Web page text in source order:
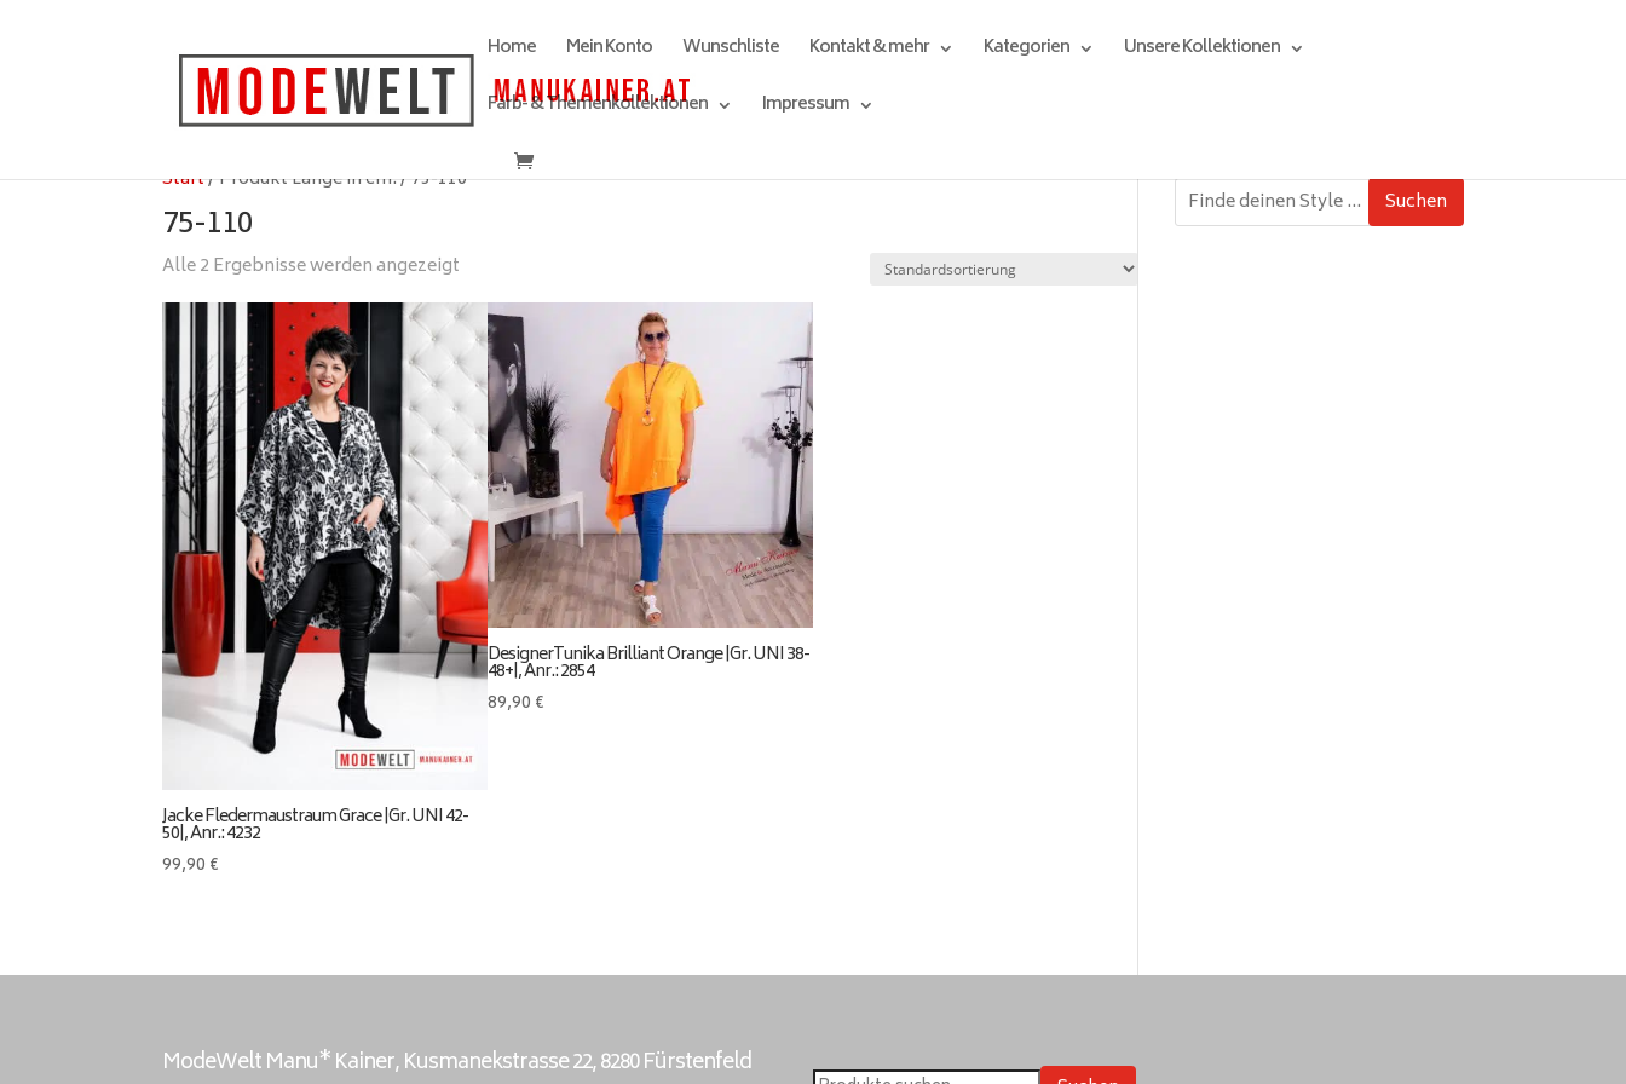
Home Mein Konto Wunschliste Kontakt & mehr Kategorien
Unsere Kollektionen
Farb- & Themenkollektionen
Impressum
Start/ Produkt Länge in cm: / 75-110
75-110
Alle 2 Ergebnisse werden angezeigt
Jacke Fledermaustraum Grace |Gr. UNI 42-
50|, Anr.: 4232
99,90 €
DesignerTunika Brilliant Orange |Gr. UNI 38-
48+|, Anr.: 2854
89,90 €
Suchen
ModeWelt Manu* Kainer, Kusmanekstrasse 22, 8280 Fürstenfeld